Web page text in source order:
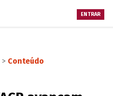
ENTRAR
> Conteúdo